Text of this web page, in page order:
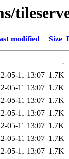
modified Size
-
05-11 13:07 1.7K
05-11 13:07 1.7K
05-11 13:07 1.7K
05-11 13:07 1.7K
05-11 13:07 1.7K
05-11 13:07 1.7K
05-11 13:07 1.7K